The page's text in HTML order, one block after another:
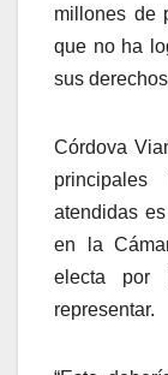
millones de
que no ha
sus
Córdova
atendidas
en la
electa por
representar.